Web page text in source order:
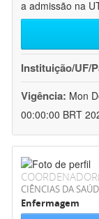
a admissão na
Instituição/UF/
Vigência: Mon
00:00:00 BRT
CIÊNCIAS DA
Enfermagem